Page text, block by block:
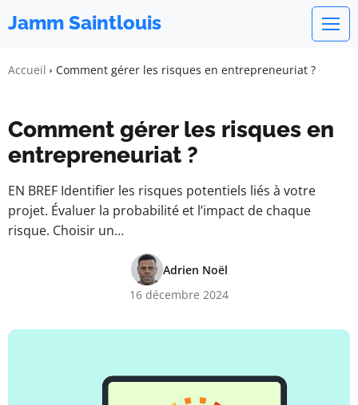
Jamm Saintlouis
Accueil Comment gérer les risques en entrepreneuriat ?
Comment gérer les risques en
entrepreneuriat ?
EN BREF Identifier les risques potentiels liés à votre
projet. Évaluer la probabilité et l’impact de chaque
risque. Choisir un…
Adrien Noël
16 décembre 2024